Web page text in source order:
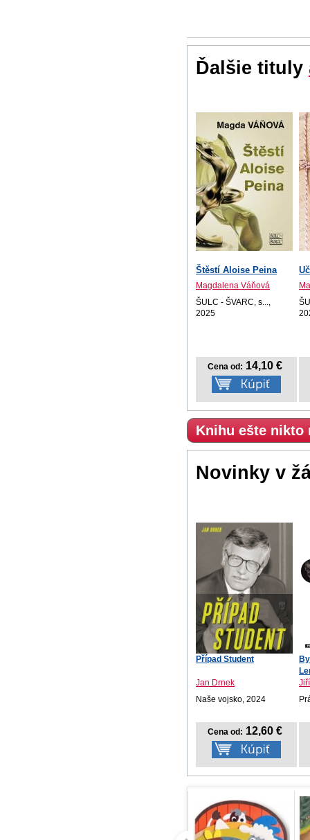
Ďalšie tituly
Štěstí Aloise Peina
Magdalena Váňová
ŠULC - ŠVARC, s...,
2025
Cena od: 14,10 €
Knihu ešte nikto
Novinky v
Případ Student
Jan Drnek
Naše vojsko, 2024
Cena od: 12,60 €